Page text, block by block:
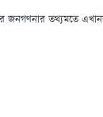
জনগণনার তথ্যমতে